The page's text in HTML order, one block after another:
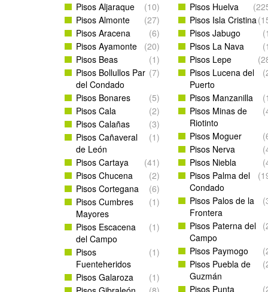
(10)
Pisos Aljaraque
(27)
Pisos Almonte
(6)
Pisos Aracena
(20)
Pisos Ayamonte
(1)
Pisos Beas
(7)
Pisos Bollullos Par
del Condado
(5)
Pisos Bonares
(2)
Pisos Cala
(3)
Pisos Calañas
(1)
Pisos Cañaveral
de León
(41)
Pisos Cartaya
(2)
Pisos Chucena
(6)
Pisos Cortegana
(1)
Pisos Cumbres
Mayores
(1)
Pisos Escacena
del Campo
(1)
Pisos
Fuenteheridos
(1)
Pisos Galaroza
Pisos Huelva
Pisos Isla Cristina
Pisos Jabugo
Pisos La Nava
Pisos Lepe
Pisos Lucena del
Puerto
Pisos Manzanilla
Pisos Minas de
Riotinto
Pisos Moguer
Pisos Nerva
Pisos Niebla
Pisos Palma del
Condado
Pisos Palos de la
Frontera
Pisos Paterna del
Campo
Pisos Paymogo
Pisos Puebla de
Guzmán
Pisos Punta